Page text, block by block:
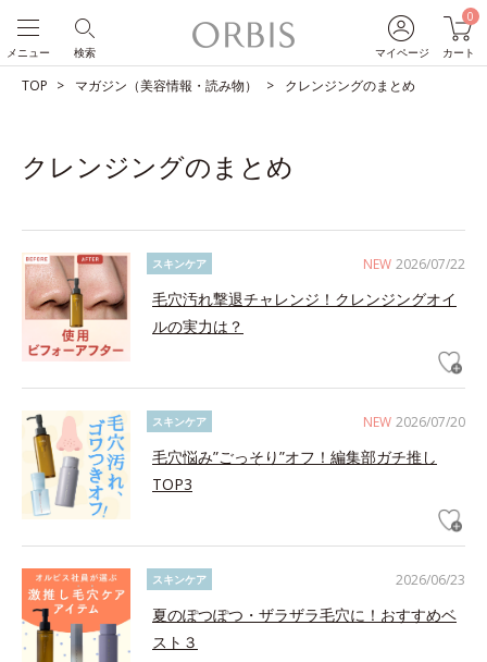
マイページ
0
カート
検索
メニュー
TOP マガジン（美容情報・読み物） クレンジングのまとめ
クレンジングのまとめ
NEW 2026/07/22
スキンケア
毛穴汚れ撃退チャレンジ！クレンジングオイ
ルの実力は？
NEW 2026/07/20
スキンケア
毛穴悩み”ごっそり”オフ！編集部ガチ推し
TOP3
2026/06/23
スキンケア
夏のぽつぽつ・ザラザラ毛穴に！おすすめベ
スト３